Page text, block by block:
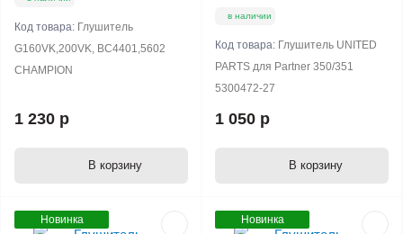
Код товара: Глушитель
G160VK,200VK, BC4401,5602
CHAMPION
1 230 р
В корзину
в наличии
Код товара: Глушитель UNITED
PARTS для Partner 350/351
5300472-27
1 050 р
В корзину
Новинка Новинка